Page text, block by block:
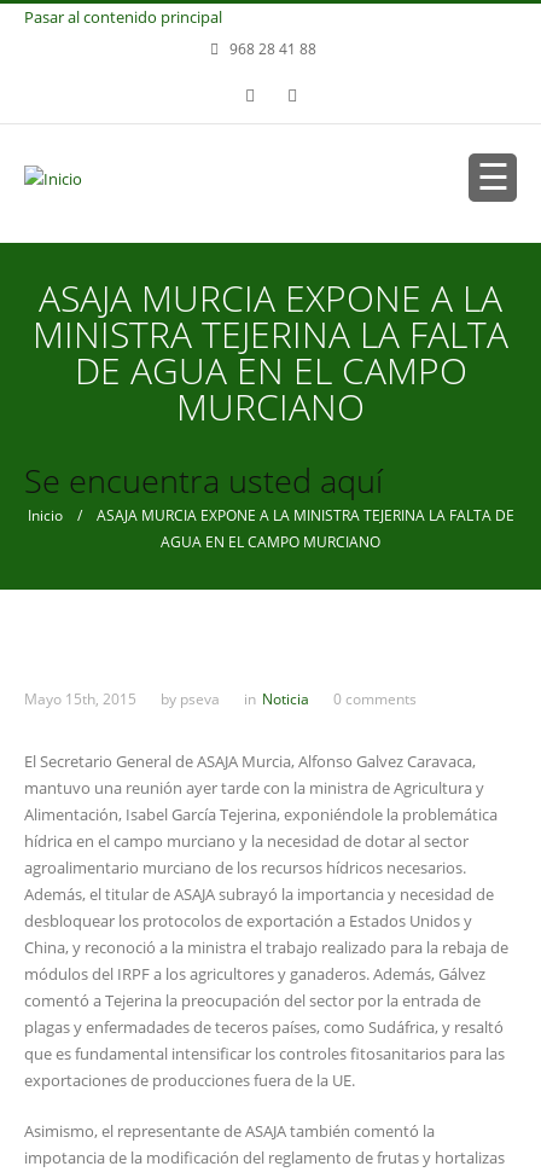
Pasar al contenido principal
968 28 41 88
ASAJA MURCIA EXPONE A LA
MINISTRA TEJERINA LA FALTA
DE AGUA EN EL CAMPO
MURCIANO
Se encuentra usted aquí
Inicio/ ASAJA MURCIA EXPONE A LA MINISTRA TEJERINA LA FALTA DE
AGUA EN EL CAMPO MURCIANO
Mayo 15th, 2015 by pseva in Noticia 0 comments
El Secretario General de ASAJA Murcia, Alfonso Galvez Caravaca,
mantuvo una reunión ayer tarde con la ministra de Agricultura y
Alimentación, Isabel García Tejerina, exponiéndole la problemática
hídrica en el campo murciano y la necesidad de dotar al sector
agroalimentario murciano de los recursos hídricos necesarios.
Además, el titular de ASAJA subrayó la importancia y necesidad de
desbloquear los protocolos de exportación a Estados Unidos y
China, y reconoció a la ministra el trabajo realizado para la rebaja de
módulos del IRPF a los agricultores y ganaderos. Además, Gálvez
comentó a Tejerina la preocupación del sector por la entrada de
plagas y enfermadades de teceros países, como Sudáfrica, y resaltó
que es fundamental intensificar los controles fitosanitarios para las
exportaciones de producciones fuera de la UE.
Asimismo, el representante de ASAJA también comentó la
impotancia de la modificación del reglamento de frutas y hortalizas